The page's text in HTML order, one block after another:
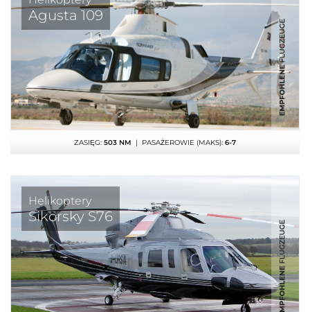
Agusta 109
ZASIĘG: 503 NM | PASAŻEROWIE (MAKS): 6-7
Helikoptery
Sikorsky S76